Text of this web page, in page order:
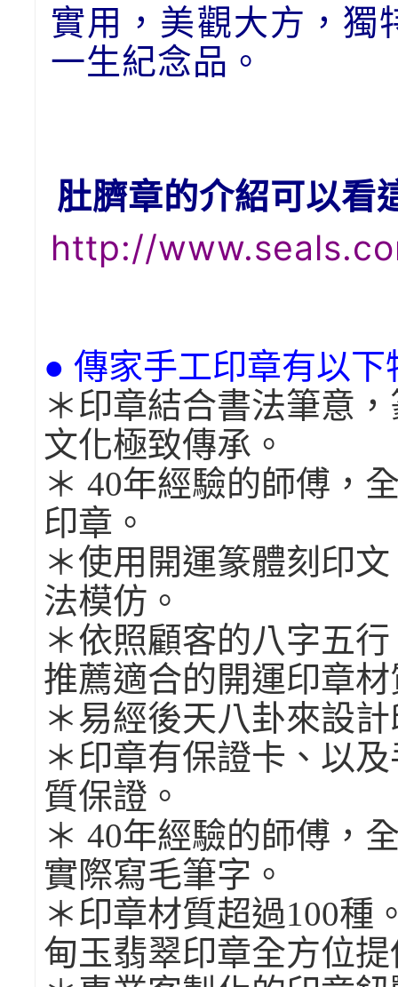
實用，美觀大方，獨
一生紀念品。
肚臍章的介紹可以看
http://
● 傳家手工印章有以下
＊印章結合書法筆意
文化極致傳承。
＊ 40年經驗的師傅，
印章。
＊使用開運篆體刻印
法模仿。
＊依照顧客的八字五
推薦適合的開運印章
＊易經後天八卦來設
＊印章有保證卡、以
質保證。
＊ 40年經驗的師傅，
實際寫毛筆字。
＊印章材質超過100種
甸玉翡翠印章全方位